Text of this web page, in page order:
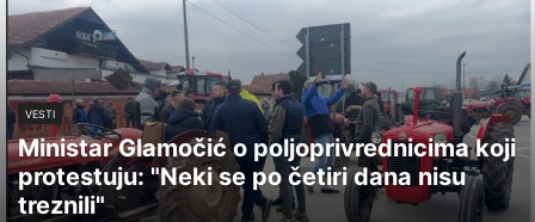
VESTI
Ministar Glamočić o poljoprivrednicima koji
protestuju: "Neki se po četiri dana nisu
treznili"